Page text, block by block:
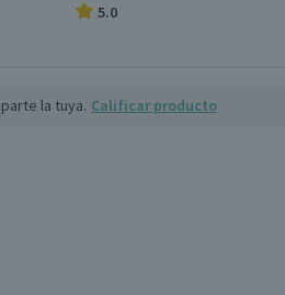
5.0
la tuya. Calificar producto